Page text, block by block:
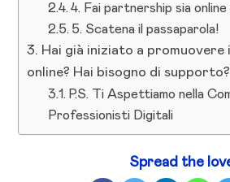
4. Fai partnership sia
5. Scatena il passaparola!
Hai già iniziato a promuovere
online? Hai bisogno di supporto?
P.S. Ti Aspettiamo nella
Professionisti Digitali
Spread the